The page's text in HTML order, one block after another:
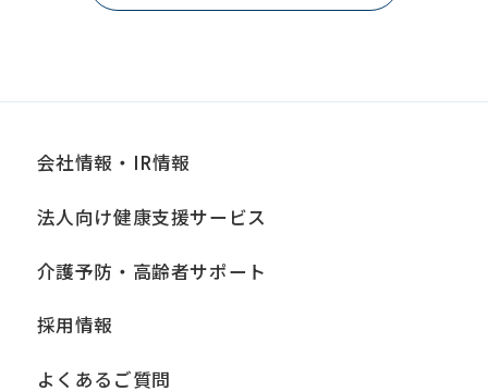
会社情報・IR情報
法人向け健康支援サービス
介護予防・高齢者サポート
採用情報
よくあるご質問